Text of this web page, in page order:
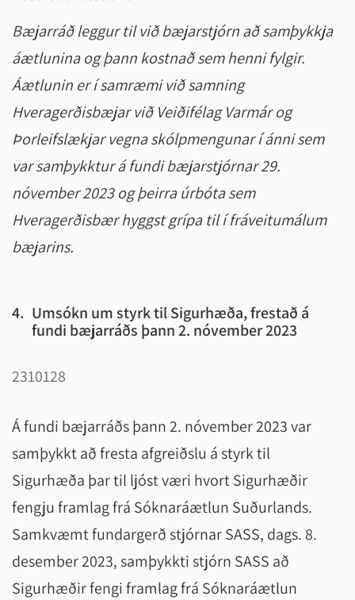
Bæjarráð leggur til við bæjarstjórn að samþykkja
áætlunina og þann kostnað sem henni fylgir.
Áætlunin er í samræmi við samning
Hveragerðisbæjar við Veiðifélag Varmár og
Þorleifslækjar vegna skólpmengunar í ánni sem
var samþykktur á fundi bæjarstjórnar 29.
nóvember 2023 og þeirra úrbóta sem
Hveragerðisbær hyggst grípa til í fráveitumálum
bæjarins.
4. Umsókn um styrk til Sigurhæða, frestað á
fundi bæjarráðs þann 2. nóvember 2023
2310128
Á fundi bæjarráðs þann 2. nóvember 2023 var
samþykkt að fresta afgreiðslu á styrk til
Sigurhæða þar til ljóst væri hvort Sigurhæðir
fengju framlag frá Sóknaráætlun Suðurlands.
Samkvæmt fundargerð stjórnar SASS, dags. 8.
desember 2023, samþykkti stjórn SASS að
Sigurhæðir fengi framlag frá Sóknaráætlun